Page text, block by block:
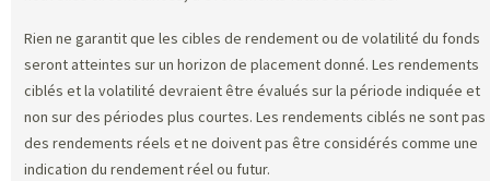
Rien ne garantit que les cibles de rendement ou de volatilité du fonds
seront atteintes sur un horizon de placement donné. Les rendements
ciblés et la volatilité devraient être évalués sur la période indiquée et
non sur des périodes plus courtes. Les rendements ciblés ne sont pas
des rendements réels et ne doivent pas être considérés comme une
indication du rendement réel ou futur.